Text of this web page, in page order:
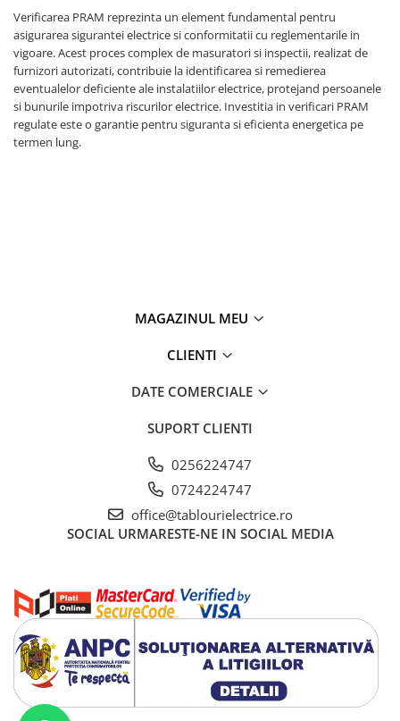
Verificarea PRAM reprezinta un element fundamental pentru
asigurarea sigurantei electrice si conformitatii cu reglementarile in
vigoare. Acest proces complex de masuratori si inspectii, realizat de
furnizori autorizati, contribuie la identificarea si remedierea
eventualelor deficiente ale instalatiilor electrice, protejand persoanele
si bunurile impotriva riscurilor electrice. Investitia in verificari PRAM
regulate este o garantie pentru siguranta si eficienta energetica pe
termen lung.
MAGAZINUL MEU
CLIENTI
DATE COMERCIALE
SUPORT CLIENTI
0256224747
0724224747
office@tablourielectrice.ro
SOCIAL URMARESTE-NE IN SOCIAL MEDIA